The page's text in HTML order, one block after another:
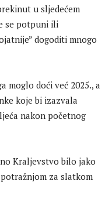
u sljedećem
se potpuni ili
dogoditi mnogo
moglo doći već 2025., a
koje bi izazvala
nakon početnog
Kraljevstvo bilo jako
za slatkom